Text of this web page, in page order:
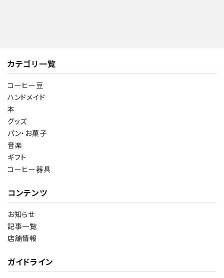
カテゴリ一覧
コーヒー豆
ハンドメイド
本
グッズ
パン・お菓子
音楽
ギフト
コーヒー器具
コンテンツ
お知らせ
記事一覧
店舗情報
ガイドライン